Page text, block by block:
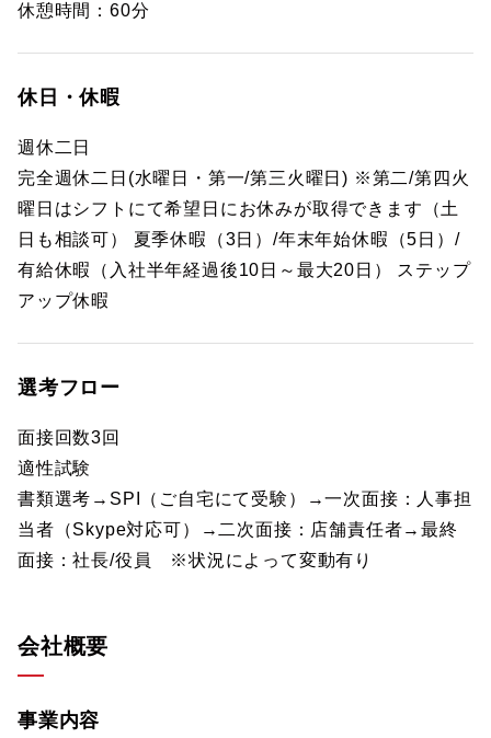
休憩時間：60分
休日・休暇
週休二日
完全週休二日(水曜日・第一/第三火曜日) ※第二/第四火
曜日はシフトにて希望日にお休みが取得できます（土
日も相談可） 夏季休暇（3日）/年末年始休暇（5日）/
有給休暇（入社半年経過後10日～最大20日） ステップ
アップ休暇
選考フロー
面接回数3回
適性試験
書類選考→SPI（ご自宅にて受験）→一次面接：人事担
当者（Skype対応可）→二次面接：店舗責任者→最終
面接：社長/役員 ※状況によって変動有り
会社概要
事業内容